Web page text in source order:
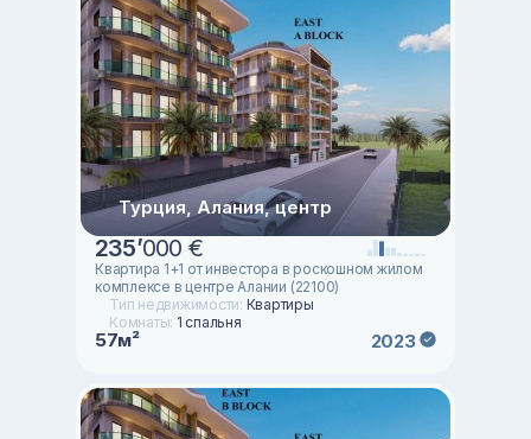
Турция, Алания, центр
235’000 €
Квартира 1+1 от инвестора в роскошном жилом
комплексе в центре Алании (22100)
Тип недвижимости: Квартиры
Комнаты: 1 спальня
57м² 2023